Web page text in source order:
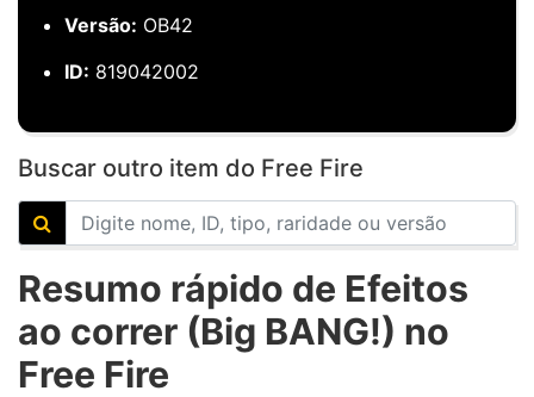
Versão: OB42
ID: 819042002
Buscar outro item do Free Fire
Resumo rápido de Efeitos
ao correr (Big BANG!) no
Free Fire